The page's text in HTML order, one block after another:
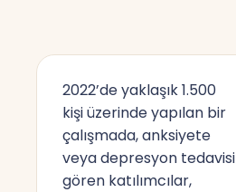
2022’de yaklaşık 1.500
kişi üzerinde yapılan bir
çalışmada, anksiyete
veya depresyon tedavisi
gören katılımcılar,